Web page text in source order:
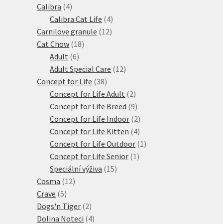
Calibra 44
produkty
Calibra Cat Life 44
produkty
Carnilove granule 1212
Cat Chow 1818
Adult 66
produktů
Adult Special Care 1212
Concept for Life 3838
produktů
Concept for Life Adult 22
produkty
Concept for Life Breed 99
produktů
Concept for Life Indoor 22
produkty
Concept for Life Kitten 44
produkty
Concept for Life Outdoor 1 1
Concept for Life Senior 1 1
Speciální výživa 1515
Cosma 1212
Crave 55
produktů
Dogs'n Tiger 22
produkty
Dolina Noteci 44